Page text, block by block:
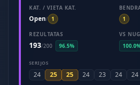
KAT. / VIETA KAT.
Open/ 1
1
REZULTATAS
193/200 96.5%
VS
SERIJOS
24 25 25 24 23 24 24